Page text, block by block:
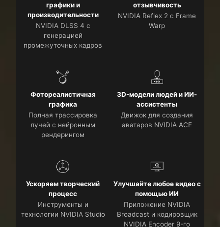
графики и
производительности
NVIDIA DLSS 4 с
генерацией
промежуточных кадров
отзывчивость
NVIDIA Reflex 2 с Frame
Warp
Фотореалистичная
графика
Полная трассировка
лучей с нейронным
рендерингом
3D-модели людей и ИИ-
ассистенты
Движок для создания
аватаров NVIDIA ACE
Ускоряем творческий
процесс
Инструменты и
технологии NVIDIA Studio
Улучшайте любое видео с
помощью ИИ
Приложение NVIDIA
Broadcast и кодировщик
NVIDIA Encoder 9-го